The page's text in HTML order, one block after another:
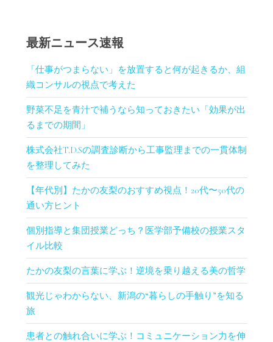
最新ニュース速報
「仕事がつまらない」を放置すると何が起きるか、組
織コンサルの視点で考えた
野菜不足を青汁で補うなら知っておきたい「効果が出
るまでの期間」
株式会社T.D.Sの調査診断から工事監理までの一貫体制
を整理してみた
【年代別】たかの友梨のおすすめ視点！20代〜50代の
通い方ヒント
個別指導と集団授業どっち？医学部予備校の授業スタ
イル比較
たかの友梨の言葉に学ぶ！逆境を乗り越える美の哲学
観光じゃわからない、新潟の“暮らしの手触り”を知る
旅
患者との触れ合いに学ぶ！コミュニケーション力を伸